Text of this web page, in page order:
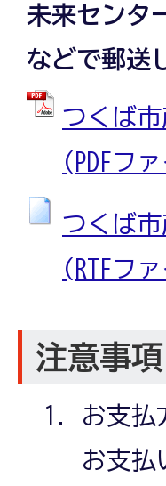
未来センタ
などで郵送
つくば
(PDFフ
つくば
(RTFフ
注意事項
お支払
お支払